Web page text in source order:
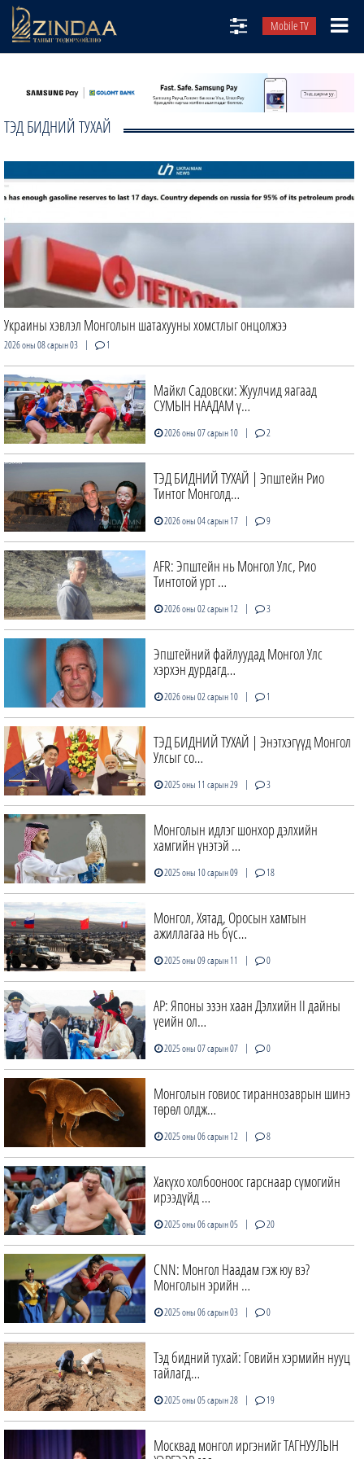
Mobile TV
ТВ8
ӨГЛӨӨНИЙ СОНИН
АУДИО ЗОХИОЛ
ЗИНДАА СЭТГҮҮЛ
ТЭД БИДНИЙ ТУХАЙ
Украины хэвлэл Монголын шатахууны хомстлыг онцолжээ
2026 оны 08 сарын 03 | 1
Майкл Садовски: Жуулчид яагаад
СУМЫН НААДАМ ү…
2026 оны 07 сарын 10 | 2
ТЭД БИДНИЙ ТУХАЙ | Эпштейн Рио
Тинтог Монголд…
2026 оны 04 сарын 17 | 9
AFR: Эпштейн нь Монгол Улс, Рио
Тинтотой урт …
2026 оны 02 сарын 12 | 3
Эпштейний файлуудад Монгол Улс
хэрхэн дурдагд…
2026 оны 02 сарын 10 | 1
ТЭД БИДНИЙ ТУХАЙ | Энэтхэгүүд Монгол
Улсыг со…
2025 оны 11 сарын 29 | 3
Монголын идлэг шонхор дэлхийн
хамгийн үнэтэй …
2025 оны 10 сарын 09 | 18
Монгол, Хятад, Оросын хамтын
ажиллагаа нь бүс…
2025 оны 09 сарын 11 | 0
АР: Японы эзэн хаан Дэлхийн II дайны
үеийн ол…
2025 оны 07 сарын 07 | 0
Монголын говиос тираннозаврын шинэ
төрөл олдж…
2025 оны 06 сарын 12 | 8
Хакүхо холбооноос гарснаар сүмогийн
ирээдүйд …
2025 оны 06 сарын 05 | 20
CNN: Монгол Наадам гэж юу вэ?
Монголын эрийн …
2025 оны 06 сарын 03 | 0
Тэд бидний тухай: Говийн хэрмийн нууц
тайлагд…
2025 оны 05 сарын 28 | 19
Москвад монгол иргэнийг ТАГНУУЛЫН